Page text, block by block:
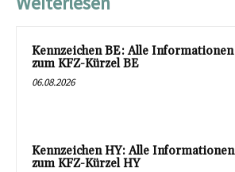
Kennzeichen BE: Alle Informationen
zum KFZ-Kürzel BE
06.08.2026
Kennzeichen HY: Alle Informationen
zum KFZ-Kürzel HY